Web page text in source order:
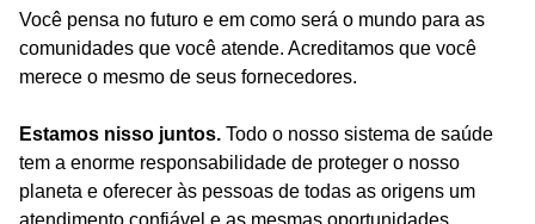
Você pensa no futuro e em como será o mundo para as
comunidades que você atende. Acreditamos que você
merece o mesmo de seus fornecedores.
Estamos nisso juntos. Todo o nosso sistema de saúde
tem a enorme responsabilidade de proteger o nosso
planeta e oferecer às pessoas de todas as origens um
atendimento confiável e as mesmas oportunidades.